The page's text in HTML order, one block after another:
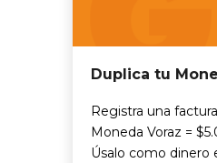
Duplica tu
Registra una
Moneda Voraz =
Úsalo como dinero